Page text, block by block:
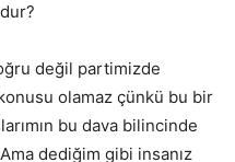
değil partimizde
olamaz çünkü bu bir
bu dava bilincinde
dediğim gibi insanız